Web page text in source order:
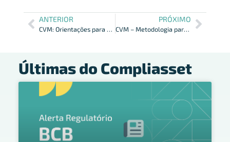
ANTERIOR
CVM: Orientações para Ofertas de Securitizadoras e Lei 14.430
PRÓXIMO
CVM – Metodologia para Definição do Tamanho dos Grandes Lotes Mínimos
Últimas do Compliasset